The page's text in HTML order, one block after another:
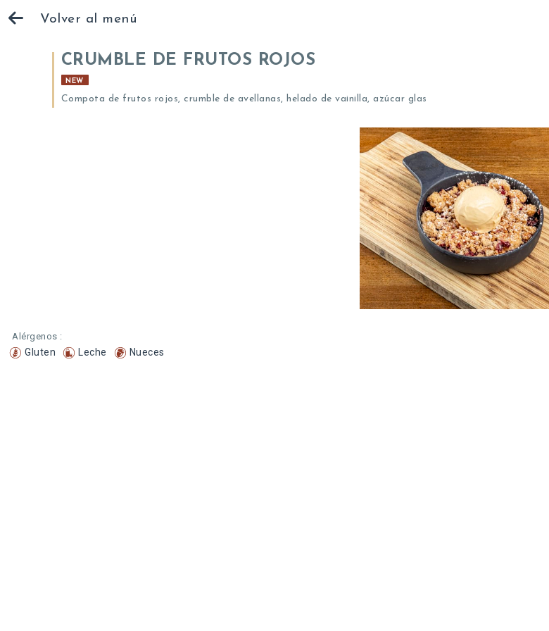
Volver al menú
CRUMBLE DE FRUTOS ROJOS
NEW
Compota de frutos rojos, crumble de avellanas, helado de vainilla, azúcar glas
Alérgenos :
Gluten Leche Nueces